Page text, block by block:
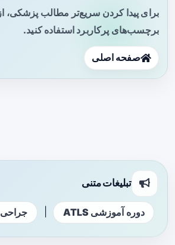
برای پیدا کردن سریع‌تر مطالب پزشکی،
برچسب‌های پرکاربرد استفاده کنید.
صفحه اصلی
تبلیغات متنی
دوره آموزشی ATLS جراحی